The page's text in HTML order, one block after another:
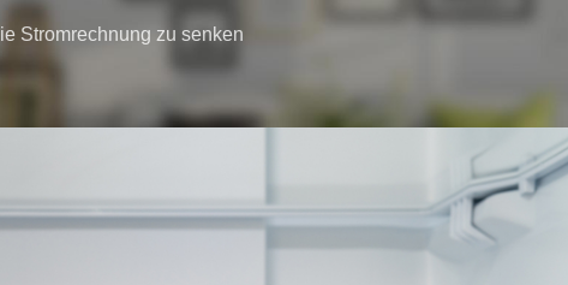
Stromrechnung zu senken
RATGEBER
Tipps, um die Stromrechnung zu senken